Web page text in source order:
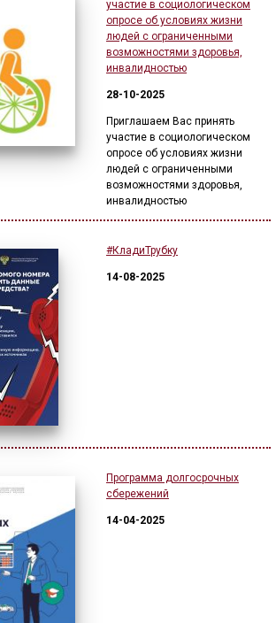
🔊 Включить озвучивание
Настройки по умолчанию
Настройки по умолчанию
участие в социологическом
опросе об условиях жизни
людей с ограниченными
возможностями здоровья,
инвалидностью
28-10-2025
Приглашаем Вас принять
участие в социологическом
опросе об условиях жизни
людей с ограниченными
возможностями здоровья,
инвалидностью
#КладиТрубку
14-08-2025
Программа долгосрочных
сбережений
14-04-2025